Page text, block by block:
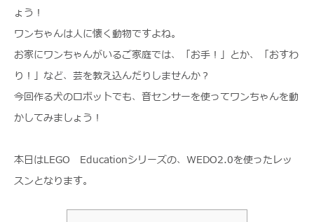
ょう！
ワンちゃんは人に懐く動物ですよね。
お家にワンちゃんがいるご家庭では、「お手！」とか、「おすわ
り！」など、芸を教え込んだりしませんか？
今回作る犬のロボットでも、音センサーを使ってワンちゃんを動
かしてみましょう！
本日はLEGO Educationシリーズの、WEDO2.0を使ったレッ
スンとなります。